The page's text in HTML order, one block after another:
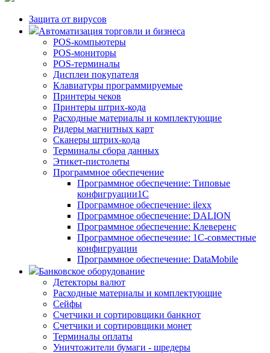
Защита от вирусов
Автоматизация торговли и бизнеса
POS-компьютеры
POS-мониторы
POS-терминалы
Дисплеи покупателя
Клавиатуры программируемые
Принтеры чеков
Принтеры штрих-кода
Расходные материалы и комплектующие
Ридеры магнитных карт
Сканеры штрих-кода
Терминалы сбора данных
Этикет-пистолеты
Программное обеспечение
Программное обеспечение: Типовые
конфигруации1С
Программное обеспечение: ilexx
Программное обеспечение: DALION
Программное обеспечение: Клеверенс
Программное обеспечение: 1С-совместные
конфигруации
Программное обеспечение: DataMobile
Банковское оборудование
Детекторы валют
Расходные материалы и комплектующие
Сейфы
Счетчики и сортировщики банкнот
Счетчики и сортировщики монет
Терминалы оплаты
Уничтожители бумаги - шредеры